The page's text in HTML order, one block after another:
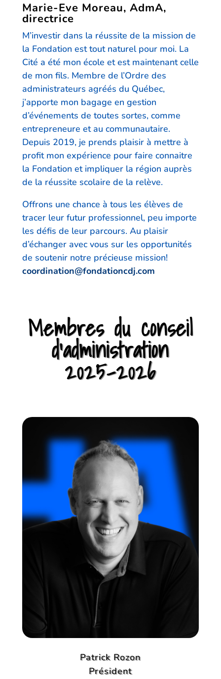
Marie-Eve Moreau, AdmA,
directrice
M’investir dans la réussite de la mission de
la Fondation est tout naturel pour moi. La
Cité a été mon école et est maintenant celle
de mon fils. Membre de l’Ordre des
administrateurs agréés du Québec,
j’apporte mon bagage en gestion
d’événements de toutes sortes, comme
entrepreneure et au communautaire.
Depuis 2019, je prends plaisir à mettre à
profit mon expérience pour faire connaitre
la Fondation et impliquer la région auprès
de la réussite scolaire de la relève.
Offrons une chance à tous les élèves de
tracer leur futur professionnel, peu importe
les défis de leur parcours. Au plaisir
d’échanger avec vous sur les opportunités
de soutenir notre précieuse mission!
coordination@fondationcdj.com
Membres du conseil
d’administration
2025-2026
Patrick Rozon
Président